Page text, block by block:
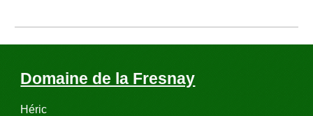
Domaine de la Fresnay
Héric